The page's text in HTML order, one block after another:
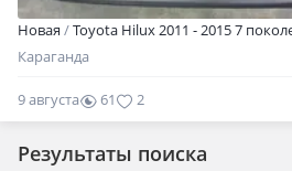
Новая
Toyota Hilux 2011 - 2015 7
Караганда
9 августа 61 2
Результаты поиска